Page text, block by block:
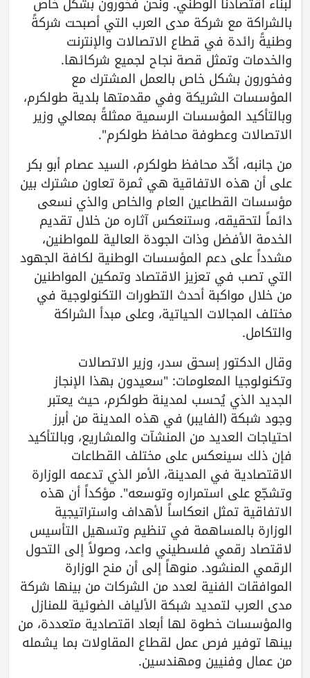
بالشراكة مع شركة مدى العرب التي أصبحت شركةً
وطنيةً رائدة في قطاع الاتصالات والإنترنت
والخدمات وتمثل قصة نجاح لجميع شركائها.
وفخورون بشكل خاص بالعمل المشترك مع
المؤسسات الشريكة وفي مقدمتها بلدية طولكرم،
وبالتأكيد المؤسسات الرسمية ممثلةً بمعالي وزير
الاتصالات وعطوفة محافظ طولكرم".
من جانبه، أكّد محافظ طولكرم، السيد عصام أبو بكر
على أن هذه الاتفاقية هي ثمرة تعاون مشترك بين
مؤسسات القطاعين العام والخاص والذي نسعى
دائماً لتحقيقه، وستنعكس آثاره من خلال تقديم
الخدمة الأفضل وذات الجودة العالية للمواطنين،
مشدداً على دعم المؤسسات الوطنية لكافة الجهود
التي تصب في تعزيز الاقتصاد وتمكين المواطنين
من خلال مواكبة أحدث التطورات التكنولوجية في
مختلف المجالات الحياتية، وعلى مبدأ الشراكة
والتكامل.
وقال الدكتور إسحق سدر، وزير الاتصالات
وتكنولوجيا المعلومات: "سعيدون بهذا الإنجاز
الجديد الذي يُحسب لمدينة طولكرم، حيث يعتبر
وجود شبكة (الفايبر) في هذه المدينة من أبرز
احتياجات العديد من المنشآت والمشاريع، وبالتأكيد
فإن ذلك سينعكس على مختلف القطاعات
الاقتصادية في المدينة، الأمر الذي تدعمه الوزارة
وتشجّع على استمراره وتوسعه". مؤكداً أن هذه
الاتفاقية تمثل انعكاساً لأهداف واستراتيجية
الوزارة بالمساهمة في تنظيم وتسهيل التأسيس
لاقتصاد رقمي فلسطيني واعد، وصولاً إلى التحول
الرقمي المنشود. منوهاً إلى أن منح الوزارة
الموافقات الفنية لعدد من الشركات من بينها شركة
مدى العرب لتمديد شبكة الألياف الضوئية للمنازل
والمؤسسات خطوة لها أبعاد اقتصادية متعددة، من
بينها توفير فرص عمل لقطاع المقاولات بما يشمله
من عمال وفنيين ومهندسين.